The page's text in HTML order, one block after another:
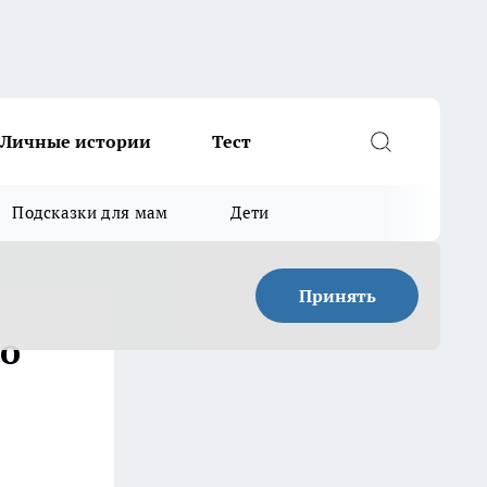
Личные истории Тест
Подсказки для мам Дети
Принять